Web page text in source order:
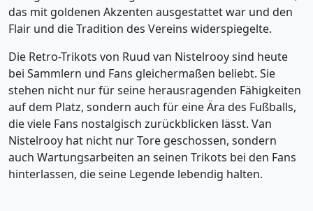
das mit goldenen Akzenten ausgestattet war und den
Flair und die Tradition des Vereins widerspiegelte.
Die Retro-Trikots von Ruud van Nistelrooy sind heute
bei Sammlern und Fans gleichermaßen beliebt. Sie
stehen nicht nur für seine herausragenden Fähigkeiten
auf dem Platz, sondern auch für eine Ära des Fußballs,
die viele Fans nostalgisch zurückblicken lässt. Van
Nistelrooy hat nicht nur Tore geschossen, sondern
auch Wartungsarbeiten an seinen Trikots bei den Fans
hinterlassen, die seine Legende lebendig halten.